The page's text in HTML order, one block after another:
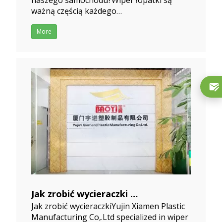
samochodu?
2019-10-05
ważną częścią każdego
samochodu.Zapewniają dobrą widoczność,
jest to kluczowe dla naszego
lód z przedniej szyby naszych
samochodów.Jeśli wycieraczki
More
Jak zrobić wycieraczki
2019-10-05
Jak zrobić wycieraczkiYujin Xiamen Plastic
Manufacturing Co,.Ltd specialized in wiper